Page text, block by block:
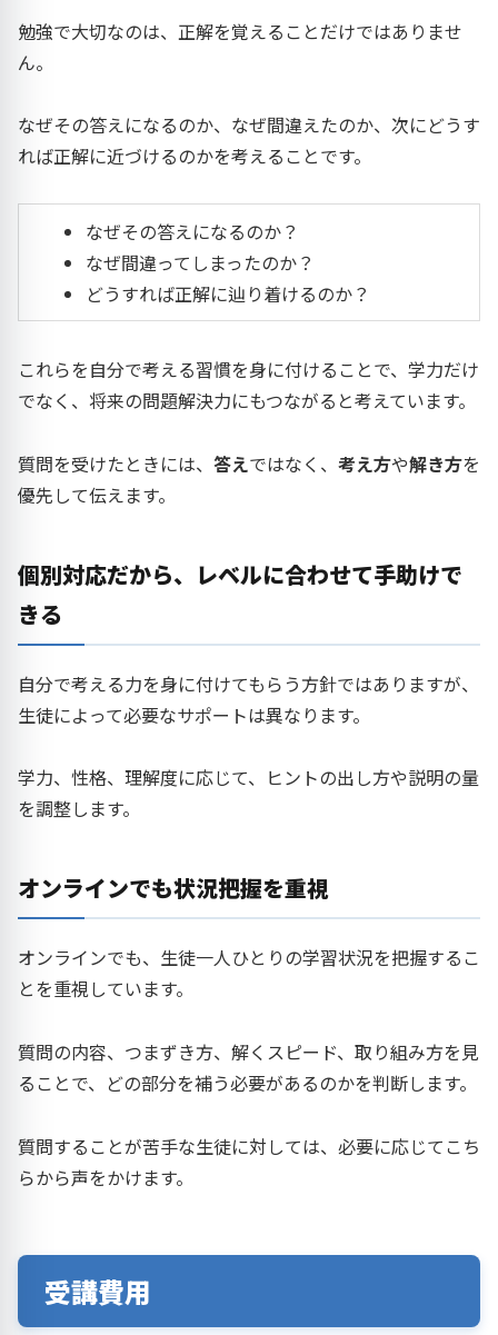
勉強で大切なのは、正解を覚えることだけではありませ
ん。
なぜその答えになるのか、なぜ間違えたのか、次にどうす
れば正解に近づけるのかを考えることです。
なぜその答えになるのか？
なぜ間違ってしまったのか？
どうすれば正解に辿り着けるのか？
これらを自分で考える習慣を身に付けることで、学力だけ
でなく、将来の問題解決力にもつながると考えています。
質問を受けたときには、 答えではなく、 考え方や解き方を
優先して伝えます。
個別対応だから、レベルに合わせて手助けで
きる
自分で考える力を身に付けてもらう方針ではありますが、
生徒によって必要なサポートは異なります。
学力、性格、理解度に応じて、ヒントの出し方や説明の量
を調整します。
オンラインでも状況把握を重視
オンラインでも、生徒一人ひとりの学習状況を把握するこ
とを重視しています。
質問の内容、つまずき方、解くスピード、取り組み方を見
ることで、どの部分を補う必要があるのかを判断します。
質問することが苦手な生徒に対しては、必要に応じてこち
らから声をかけます。
受講費用